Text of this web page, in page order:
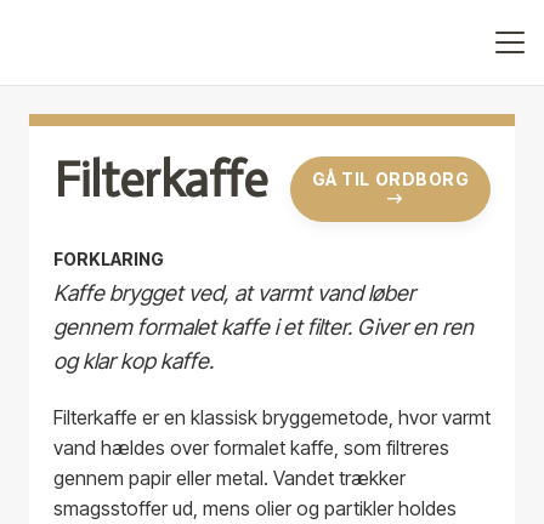
Filterkaffe GÅ TIL ORDBORG
FORKLARING
Kaffe brygget ved, at varmt vand løber
gennem formalet kaffe i et filter. Giver en ren
og klar kop kaffe.
Filterkaffe er en klassisk bryggemetode, hvor varmt
vand hældes over formalet kaffe, som filtreres
gennem papir eller metal. Vandet trækker
smagsstoffer ud, mens olier og partikler holdes